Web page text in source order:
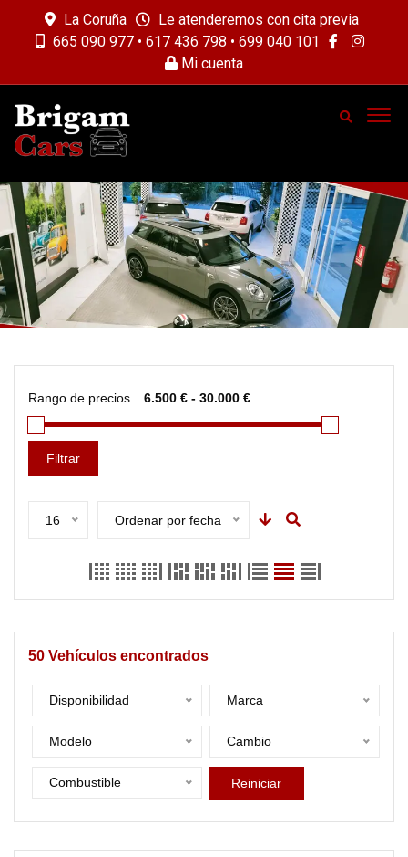
La Coruña
Le atenderemos con cita previa
665 090 977 • 617 436 798 • 699 040 101
Mi cuenta
Rango de precios
Filtrar
16 Ordenar por fecha
50 Vehículos encontrados
Disponibilidad Marca
Modelo Cambio
Combustible Reiniciar